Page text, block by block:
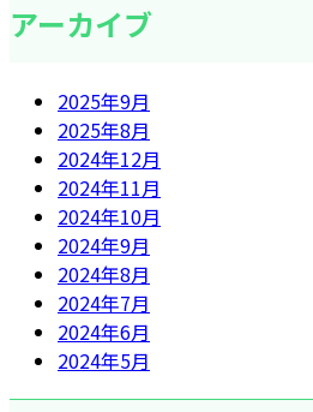
アーカイブ
2025年9月
2025年8月
2024年12月
2024年11月
2024年10月
2024年9月
2024年8月
2024年7月
2024年6月
2024年5月